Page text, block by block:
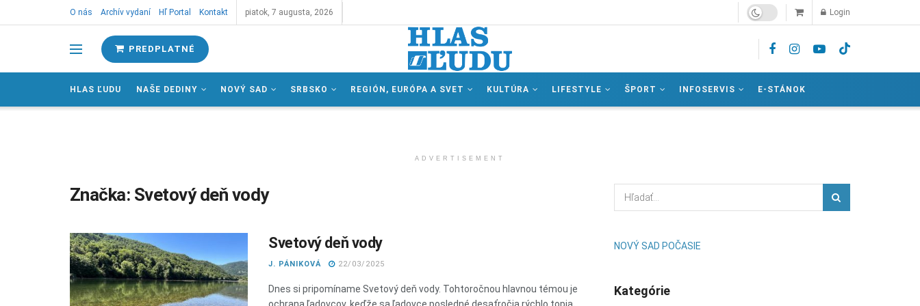
O nás Archív vydaní Hľ Portal Kontakt piatok, 7 augusta, 2026 Login
PREDPLATNÉ
HLAS ĽUDU NAŠE DEDINY NOVÝ SAD SRBSKO REGIÓN, EURÓPA A SVET KULTÚRA LIFESTYLE ŠPORT INFOSERVIS E-STÁNOK
ADVERTISEMENT
Značka: Svetový deň vody
Svetový deň vody
J. PÁNIKOVÁ 22/03/2025
Dnes si pripomíname Svetový deň vody. Tohtoročnou hlavnou témou je
NOVÝ SAD POČASIE
Kategórie